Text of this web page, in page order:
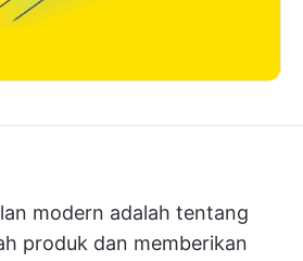
modern adalah tentang
produk dan memberikan